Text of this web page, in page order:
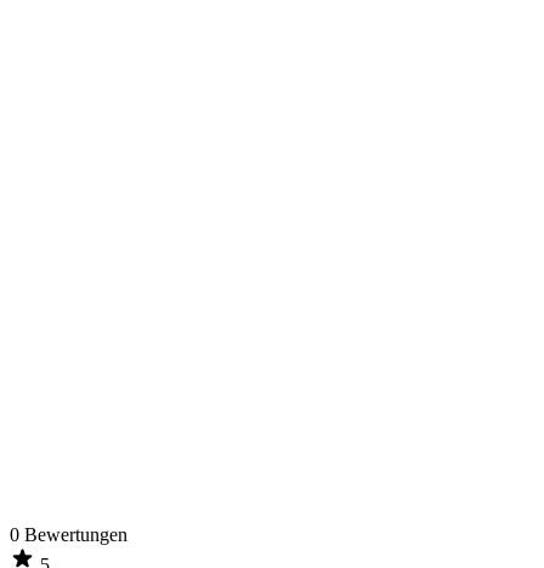
0 Bewertungen